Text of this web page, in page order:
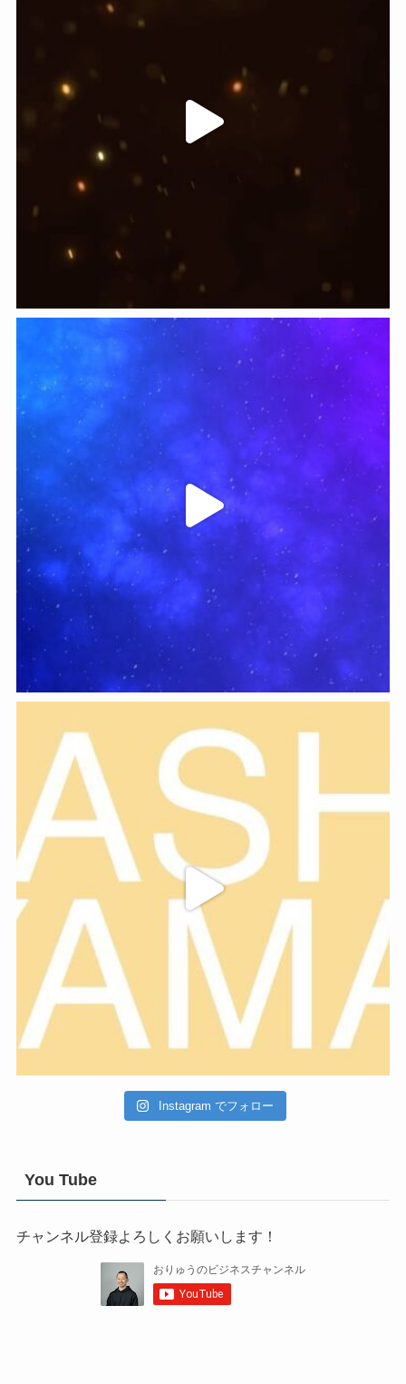
Instagram でフォロー
You Tube
チャンネル登録よろしくお願いします！